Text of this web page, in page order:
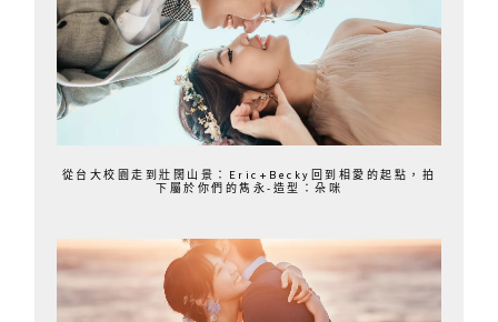
從台大校園走到壯闊山景：Eric+Becky回到相愛的起點，拍
下屬於你們的雋永-造型：朵咪